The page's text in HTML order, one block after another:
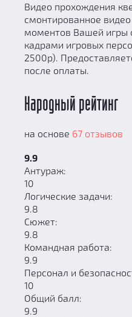
Видео прохождения
смонтированное
моментов Вашей игры
кадрами игровых
2500р).
после оплаты.
Народный рейтинг
на основе 67 отзывов
9.9
Антураж:
10
Логические задачи:
9.8
Сюжет:
9.8
Командная работа:
9.9
Персонал и
10
Общий балл:
9.9